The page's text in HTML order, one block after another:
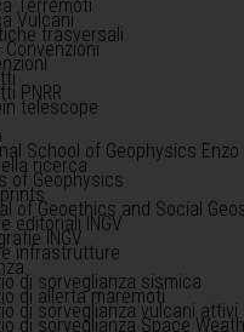
Terremoti
Vulcani
trasversali
PNRR
telescope
School of Geophysics Enzo
ricerca
of Geophysics
of Geoethics and Social
editoriali INGV
INGV
infrastrutture
di sorveglianza sismica
di allerta maremoti
di sorveglianza vulcani attivi
di sorveglianza Space